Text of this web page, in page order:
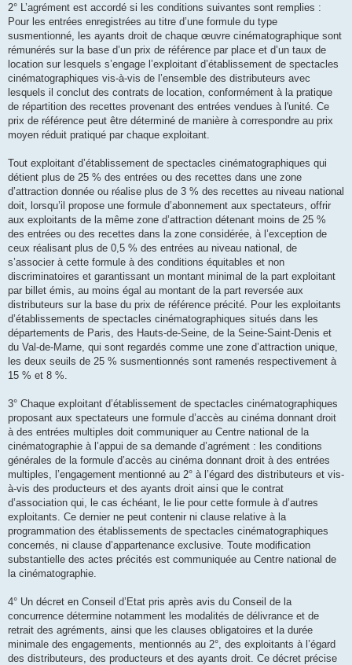
2° L’agrément est accordé si les conditions suivantes sont remplies :
Pour les entrées enregistrées au titre d’une formule du type
susmentionné, les ayants droit de chaque œuvre cinématographique sont
rémunérés sur la base d’un prix de référence par place et d’un taux de
location sur lesquels s’engage l’exploitant d’établissement de spectacles
cinématographiques vis-à-vis de l’ensemble des distributeurs avec
lesquels il conclut des contrats de location, conformément à la pratique
de répartition des recettes provenant des entrées vendues à l'unité. Ce
prix de référence peut être déterminé de manière à correspondre au prix
moyen réduit pratiqué par chaque exploitant.
Tout exploitant d’établissement de spectacles cinématographiques qui
détient plus de 25 % des entrées ou des recettes dans une zone
d’attraction donnée ou réalise plus de 3 % des recettes au niveau national
doit, lorsqu’il propose une formule d’abonnement aux spectateurs, offrir
aux exploitants de la même zone d’attraction détenant moins de 25 %
des entrées ou des recettes dans la zone considérée, à l’exception de
ceux réalisant plus de 0,5 % des entrées au niveau national, de
s’associer à cette formule à des conditions équitables et non
discriminatoires et garantissant un montant minimal de la part exploitant
par billet émis, au moins égal au montant de la part reversée aux
distributeurs sur la base du prix de référence précité. Pour les exploitants
d’établissements de spectacles cinématographiques situés dans les
départements de Paris, des Hauts-de-Seine, de la Seine-Saint-Denis et
du Val-de-Marne, qui sont regardés comme une zone d’attraction unique,
les deux seuils de 25 % susmentionnés sont ramenés respectivement à
15 % et 8 %.
3° Chaque exploitant d’établissement de spectacles cinématographiques
proposant aux spectateurs une formule d’accès au cinéma donnant droit
à des entrées multiples doit communiquer au Centre national de la
cinématographie à l’appui de sa demande d’agrément : les conditions
générales de la formule d’accès au cinéma donnant droit à des entrées
multiples, l’engagement mentionné au 2° à l’égard des distributeurs et vis-
à-vis des producteurs et des ayants droit ainsi que le contrat
d’association qui, le cas échéant, le lie pour cette formule à d’autres
exploitants. Ce dernier ne peut contenir ni clause relative à la
programmation des établissements de spectacles cinématographiques
concernés, ni clause d’appartenance exclusive. Toute modification
substantielle des actes précités est communiquée au Centre national de
la cinématographie.
4° Un décret en Conseil d’Etat pris après avis du Conseil de la
concurrence détermine notamment les modalités de délivrance et de
retrait des agréments, ainsi que les clauses obligatoires et la durée
minimale des engagements, mentionnés au 2°, des exploitants à l’égard
des distributeurs, des producteurs et des ayants droit. Ce décret précise